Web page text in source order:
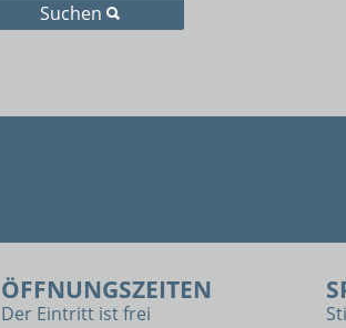
Suchen
ÖFFNUNGSZEITEN
Der Eintritt ist frei